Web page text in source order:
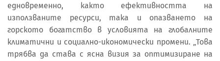
едновременно, както ефективността на
използваните ресурси, така и опазването на
горското богатство в условията на глобалните
климатични и социално-икономически промени. „Това
трябва да става с ясна визия за оптимизиране на